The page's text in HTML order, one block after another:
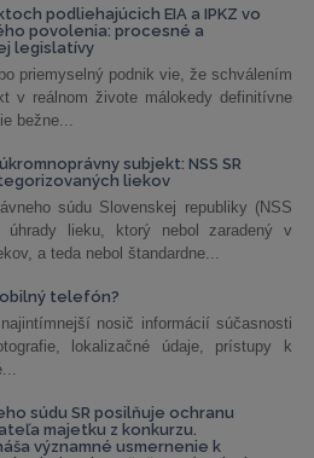
podliehajúcich EIA a IPKZ vo
povolenia: procesné a
legislatívy
priemyselný podnik vie, že schválením
v reálnom živote málokedy definitívne
bežne...
subjekt: NSS SR
liekov
súdu Slovenskej republiky (NSS
úhrady lieku, ktorý nebol zaradený v
a teda nebol štandardne...
telefón?
nosič informácií súčasnosti
lokalizačné údaje, prístupy k
súdu SR posilňuje ochranu
majetku z konkurzu.
významné usmernenie k